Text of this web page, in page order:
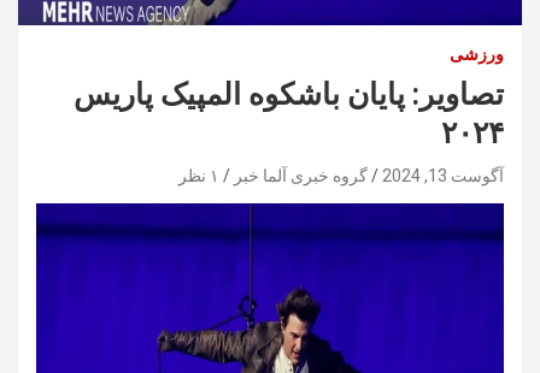
ورزشی
تصاویر: پایان باشکوه المپیک پاریس
۲۰۲۴
آگوست 13, 2024 گروه خبری آلما خبر ۱ نظر